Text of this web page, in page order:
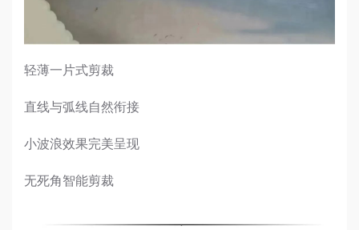
轻薄一片式剪裁
直线与弧线自然衔接
小波浪效果完美呈现
无死角智能剪裁